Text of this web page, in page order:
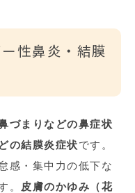
性鼻炎・結膜
づまりなどの鼻症状
の結膜炎症状です。
感・集中力の低下な
。
皮膚のかゆみ（花